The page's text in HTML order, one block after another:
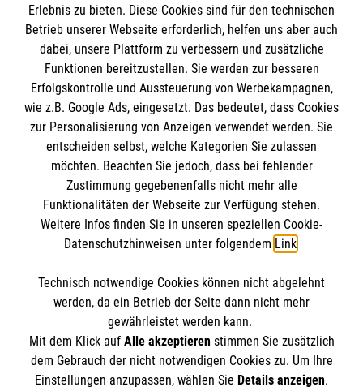
Informationen
Impressum
Datenschutz
Kontakt
Die Malteser
Malteser in Deutschland
Malteserorden
Sharepoint
Spendenkonto
IBAN: DE27 3706 0120 1201 2220 16
BIC: GENODED1PA7
So finden Sie uns
Malteser Hilfsdienst e.V. und gGmbH
Mainaustraße 45
Der Malteser Hilfsdienst e.V. ist als eingetragene
Erlebnis zu bieten. Diese Cookies sind für den technischen
Betrieb unserer Webseite erforderlich, helfen uns aber auch
dabei, unsere Plattform zu verbessern und zusätzliche
Funktionen bereitzustellen. Sie werden zur besseren
Erfolgskontrolle und Aussteuerung von Werbekampagnen,
wie z.B. Google Ads, eingesetzt. Das bedeutet, dass Cookies
zur Personalisierung von Anzeigen verwendet werden. Sie
entscheiden selbst, welche Kategorien Sie zulassen
möchten. Beachten Sie jedoch, dass bei fehlender
Zustimmung gegebenenfalls nicht mehr alle
Funktionalitäten der Webseite zur Verfügung stehen.
Weitere Infos finden Sie in unseren speziellen Cookie-
Datenschutzhinweisen unter folgendem Link.
Technisch notwendige Cookies können nicht abgelehnt
werden, da ein Betrieb der Seite dann nicht mehr
gewährleistet werden kann.
Mit dem Klick auf Alle akzeptierenstimmen Sie zusätzlich
dem Gebrauch der nicht notwendigen Cookies zu. Um Ihre
Einstellungen anzupassen, wählen Sie Details anzeigen.